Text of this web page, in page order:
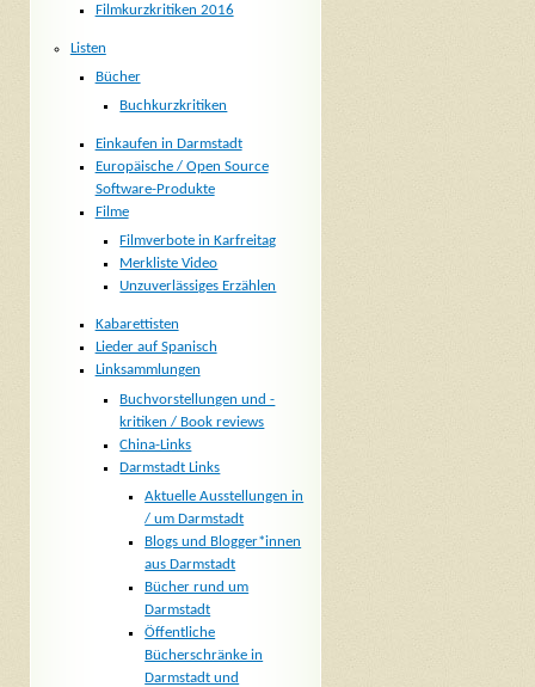
Filmkurzkritiken 2016
Listen
Bücher
Buchkurzkritiken
Einkaufen in Darmstadt
Europäische / Open Source
Software-Produkte
Filme
Filmverbote in Karfreitag
Merkliste Video
Unzuverlässiges Erzählen
Kabarettisten
Lieder auf Spanisch
Linksammlungen
Buchvorstellungen und -
kritiken / Book reviews
China-Links
Darmstadt Links
Aktuelle Ausstellungen in
/ um Darmstadt
Blogs und Blogger*innen
aus Darmstadt
Bücher rund um
Darmstadt
Öffentliche
Bücherschränke in
Darmstadt und